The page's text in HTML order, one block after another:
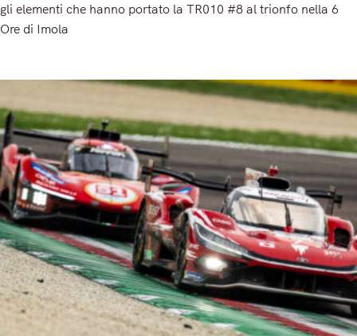
gli elementi che hanno portato la TR010 #8 al trionfo nella 6
Ore di Imola